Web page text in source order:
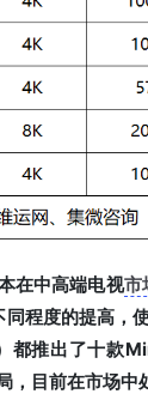
在中高端电视市
程度的提高，
推出了十款
目前在市场中